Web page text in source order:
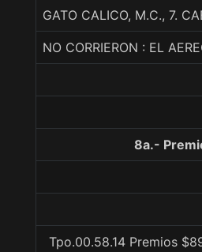
GATO CALICO, M.C., 7.
NO CORRIERON : EL
8a.-
Tpo.00.58.14 Premios